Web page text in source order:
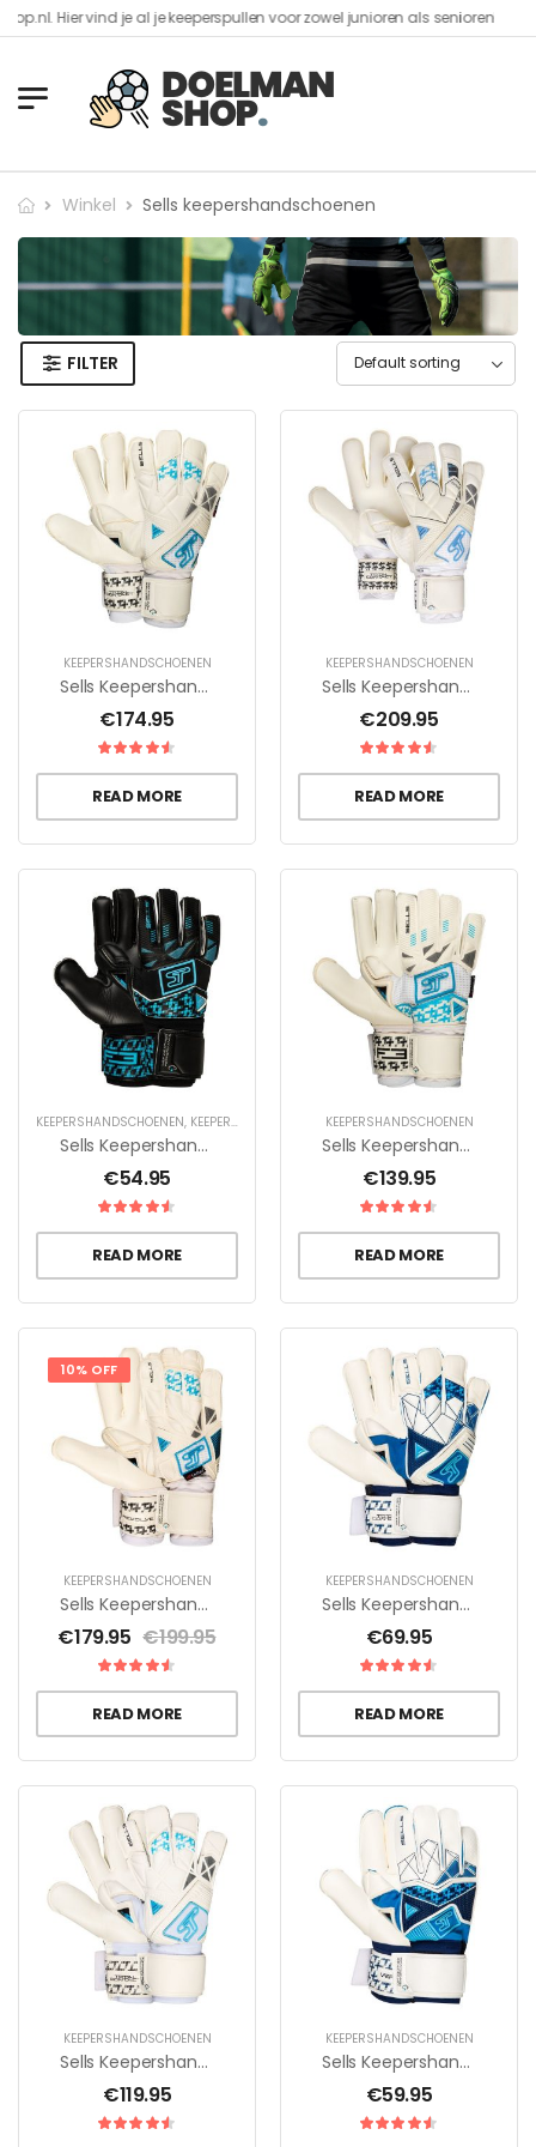
Hier vind je al je keeperspullen voor zowel junioren als senioren!​
Winkel Sells keepershandschoenen
FILTER
KEEPERSHANDSCHOENEN
Sells Keepershandschoenen Aqua Ultieme – Wit/Zwart/Blauw
€174.95
READ MORE
KEEPERSHANDSCHOENEN
Sells Keepershandschoenen Aqua Ultieme Guard – Wit/Zwart/Blauw
€209.95
READ MORE
KEEPERSHANDSCHOENEN, KEEPERSHANDSCHOENEN VOOR KINDEREN
Sells Keepershandschoenen F3 Aqua Dusk – Zwart/Blauw Kinderen
€54.95
READ MORE
KEEPERSHANDSCHOENEN
Sells Keepershandschoenen F3 Aqua Ultieme – Wit/Zwart/Blauw
€139.95
READ MORE
10% OFF
KEEPERSHANDSCHOENEN
Sells Keepershandschoenen Revolve Aqua Ultieme – Wit/Zwart/Blauw
€179.95 €199.95
READ MORE
KEEPERSHANDSCHOENEN
Sells Keepershandschoenen Total Contact Aqua Cyclone – Wit/Navy/Blauw
€69.95
READ MORE
KEEPERSHANDSCHOENEN
Sells Keepershandschoenen Total Contact Aqua H20 – Wit/Zwart/Blauw
€119.95
KEEPERSHANDSCHOENEN
Sells Keepershandschoenen Wrap Aqua Cyclone – Wit/Navy/Blauw
€59.95